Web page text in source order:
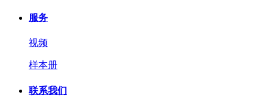
服务
视频
样本册
联系我们